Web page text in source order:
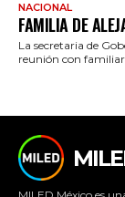
NACIONAL
FAMILIA DE
La secretaria de
reunión con